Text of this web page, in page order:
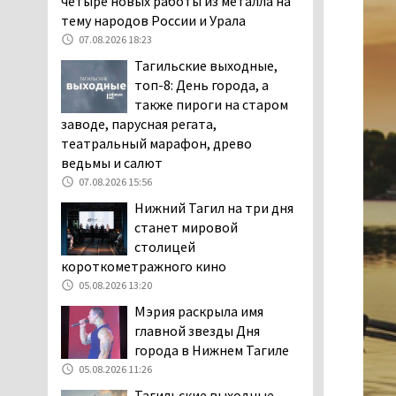
заявили, что их дочь в палате
покусала бельевая вошь
В Нижнем Тагиле на три
дня запретят
электросамокаты
06.08.2026 11:41
«Я уверен, это бельевая
вошь». Родители 10-
летней девочки
пожаловались на кровососущих
паразитов, которые искусали их
ребёнка в детской больнице
Нижнего Тагила
Директора уральского
предприятия по
производству дронов
тему народов России и Урала
07.08.2026 18:23
Тагильские выходные,
топ-8: День города, а
также пироги на старом
заводе, парусная регата,
театральный марафон, древо
ведьмы и салют
07.08.2026 15:56
Нижний Тагил на три дня
станет мировой
столицей
короткометражного кино
05.08.2026 13:20
Мэрия раскрыла имя
главной звезды Дня
города в Нижнем Тагиле
05.08.2026 11:26